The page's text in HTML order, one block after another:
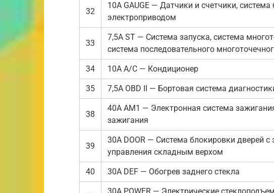
32
10A GAUGE — Датчики и счетчики,
электроприводом
33
7,5A ST — Система запуска, система
система последовательного
34 10A A/C — Кондиционер
35 7,5A OBD II — Бортовая система
38
40A AM1 — Электронная система
зажигания
39
30A DOOR — Система блокировки дверей
управления складным верхом
40 30A DEF — Обогрев заднего стекла